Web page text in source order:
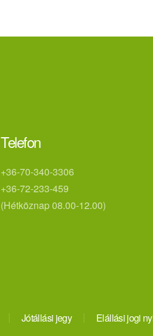
Telefon
+36-70-340-3306
+36-72-233-459
(Hétköznap 08.00-12.00)
Jótállási jegy Elállási jogi